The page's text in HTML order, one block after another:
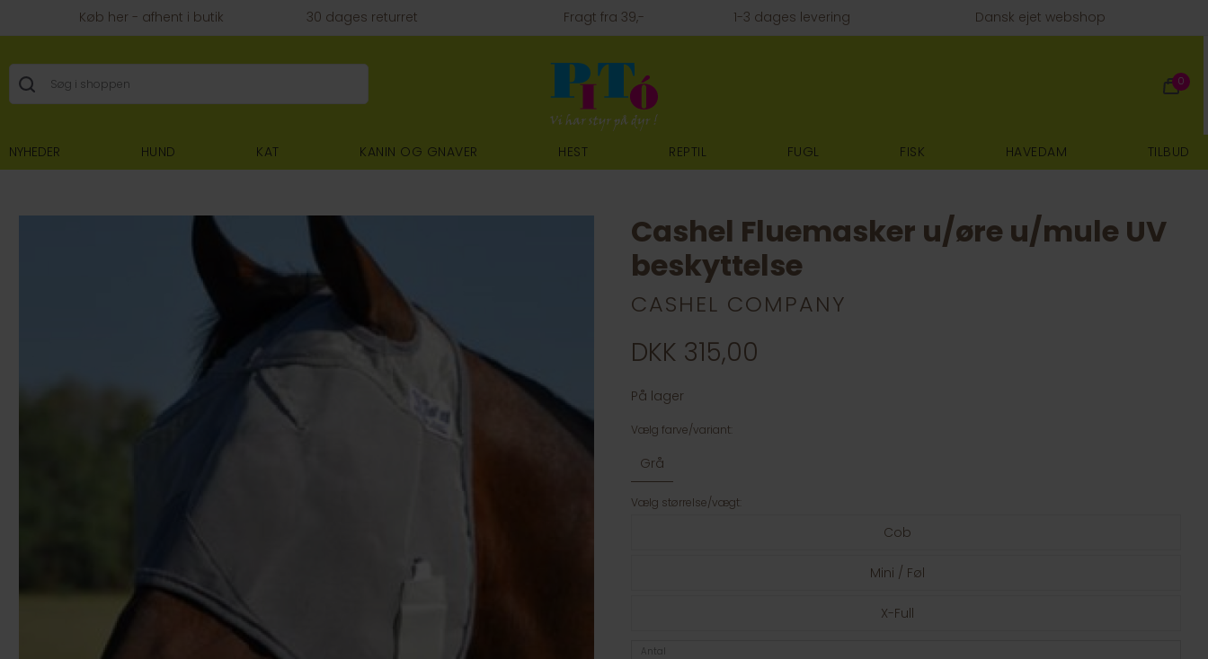
Køb her - afhent i butik 30 dages returret Fragt fra 39,- 1-3 dages levering Dansk ejet webshop
0
NYHEDER HUND KAT KANIN OG GNAVER HEST REPTIL FUGL FISK HAVEDAM TILBUD
Cashel Fluemasker u/øre u/mule UV
beskyttelse
CASHEL COMPANY
DKK 315,00
På lager
Vælg farve/variant:
Grå
Vælg størrelse/vægt:
Cob
Mini / Føl
X-Full
Antal